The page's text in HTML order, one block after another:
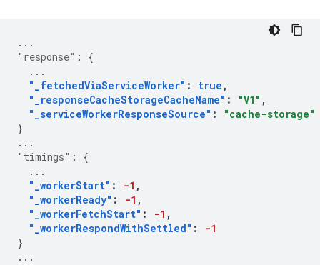
...
"response" :
{
...
"_fetchedViaServiceWorker" : true ,
"_responseCacheStorageCacheName" : "V1" ,
"_serviceWorkerResponseSource" :
"cache-storage"
}
...
"timings" :
{
...
"_workerStart" : -1 ,
"_workerReady" : -1 ,
"_workerFetchStart" : -1 ,
"_workerRespondWithSettled" :
-1
}
...